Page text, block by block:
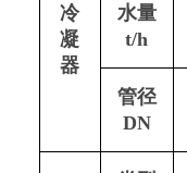
冷
凝
器
水量
t/h
管径
DN